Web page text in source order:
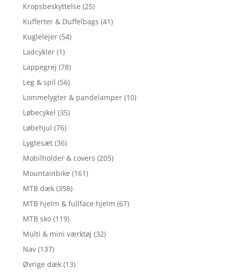
Kropsbeskyttelse (25)
Kufferter & Duffelbags (41)
Kuglelejer (54)
Ladcykler (1)
Lappegrej (78)
Leg & spil (56)
Lommelygter & pandelamper (10)
Løbecykel (35)
Løbehjul (76)
Lygtesæt (36)
Mobilholder & covers (205)
Mountainbike (161)
MTB dæk (358)
MTB hjelm & fullface hjelm (67)
MTB sko (119)
Multi & mini værktøj (32)
Nav (137)
Øvrige dæk (13)